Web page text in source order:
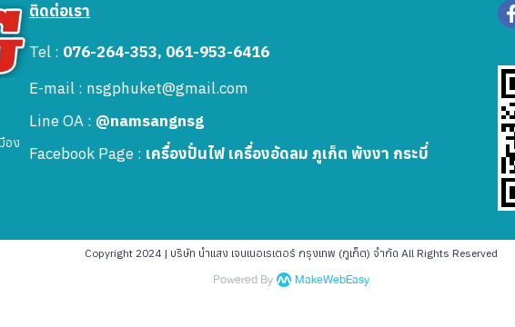
อง
ติดต่อเรา
Tel : 076-264-353, 061-953-6416
E-mail : nsgphuket@gmail.com
Line OA : @namsangnsg
Facebook Page : เครื่องปั่นไฟ เครื่องอัดลม ภูเก็ต พังงา กระบี่
Copyright 2024 | บริษัท นำแสง เจนเนอเรเตอร์ กรุงเทพ (ภูเก็ต) จำกัด All Rights Reserved
Powered By MakeWebEasy